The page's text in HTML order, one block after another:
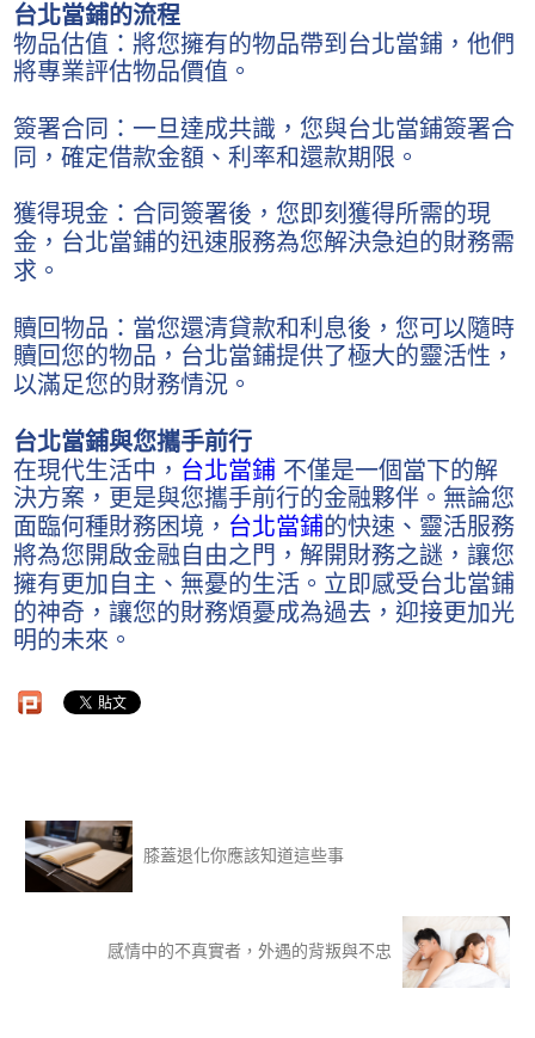
台北當鋪的流程
物品估值：將您擁有的物品帶到台北當鋪，他們
將專業評估物品價值。
簽署合同：一旦達成共識，您與台北當鋪簽署合
同，確定借款金額、利率和還款期限。
獲得現金：合同簽署後，您即刻獲得所需的現
金，台北當鋪的迅速服務為您解決急迫的財務需
求。
贖回物品：當您還清貸款和利息後，您可以隨時
贖回您的物品，台北當鋪提供了極大的靈活性，
以滿足您的財務情況。
台北當鋪與您攜手前行
在現代生活中， 台北當鋪 不僅是一個當下的解
決方案，更是與您攜手前行的金融夥伴。無論您
面臨何種財務困境， 台北當鋪的快速、靈活服務
將為您開啟金融自由之門，解開財務之謎，讓您
擁有更加自主、無憂的生活。立即感受台北當鋪
的神奇，讓您的財務煩憂成為過去，迎接更加光
明的未來。
膝蓋退化你應該知道這些事
感情中的不真實者，外遇的背叛與不忠